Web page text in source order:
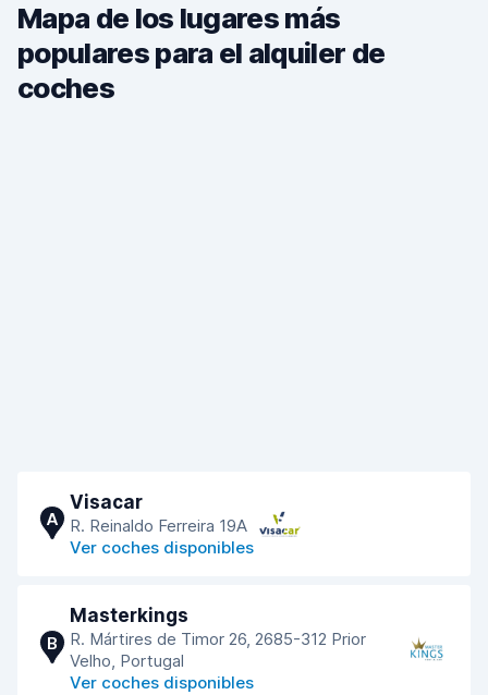
Mapa de los lugares más
populares para el alquiler de
coches
A
Visacar
R. Reinaldo Ferreira 19A
Ver coches disponibles
B
Masterkings
R. Mártires de Timor 26, 2685-312 Prior
Velho, Portugal
Ver coches disponibles